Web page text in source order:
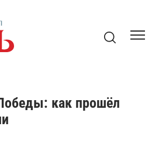
как прошёл